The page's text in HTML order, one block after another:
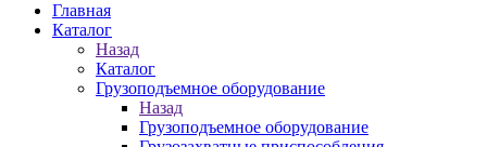
Главная
Каталог
Назад
Каталог
Грузоподъемное оборудование
Назад
Грузоподъемное оборудование